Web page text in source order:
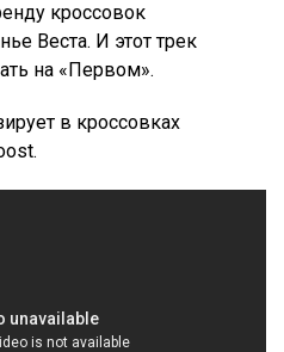
кроссовок
Веста. И этот трек
на «Первом».
в кроссовках